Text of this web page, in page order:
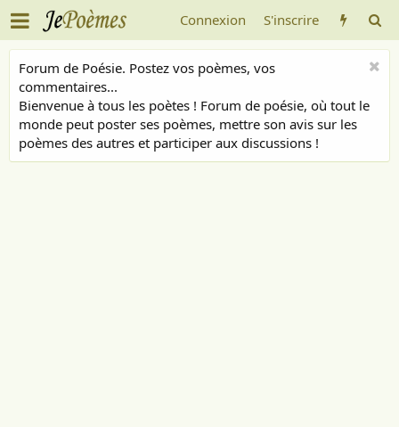
Connexion S'inscrire
Forum de Poésie. Postez vos poèmes, vos
commentaires...
Bienvenue à tous les poètes ! Forum de poésie, où tout le
monde peut poster ses poèmes, mettre son avis sur les
poèmes des autres et participer aux discussions !